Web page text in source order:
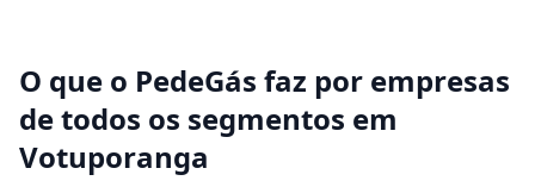
O que o PedeGás faz por empresas
de todos os segmentos em
Votuporanga